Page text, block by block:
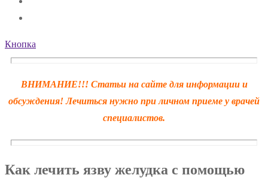
Кнопка
ВНИМАНИЕ!!! Статьи на сайте для информации и
обсуждения! Лечиться нужно при личном приеме у врачей
специалистов.
Как лечить язву желудка с помощью